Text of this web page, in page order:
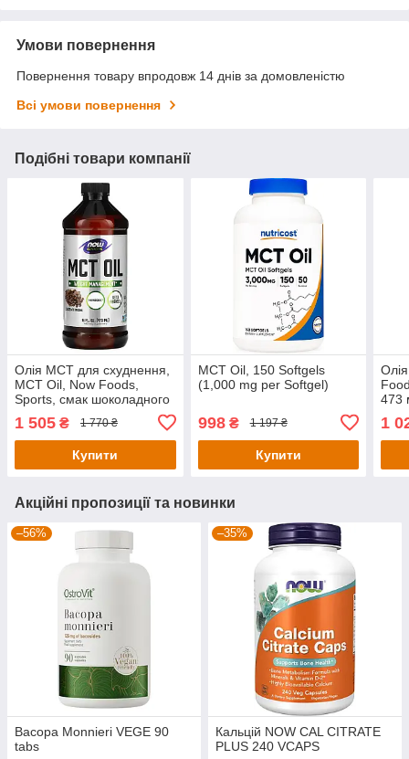
Умови повернення
Повернення товару впродовж 14 днів за домовленістю
Всі умови повернення
Подібні товари компанії
Олія МСТ для схуднення,
MCT Oil, Now Foods,
Sports, смак шоколадного
1 505 ₴ 1 770 ₴
Купити
MCT Oil, 150 Softgels
(1,000 mg per Softgel)
998₴ 1 197 ₴
Купити
473
1
Акційні пропозиції та новинки
–56%
Bacopa Monnieri VEGE 90
tabs
–35%
Кальцій NOW CAL CITRATE
PLUS 240 VCAPS